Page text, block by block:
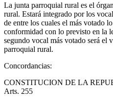
La junta parroquial rural es el
rural. Estará integrado por los
de entre los cuales el más votado
conformidad con lo previsto en la
segundo vocal más votado será el
parroquial rural.
Concordancias:
CONSTITUCION DE LA
Arts. 255